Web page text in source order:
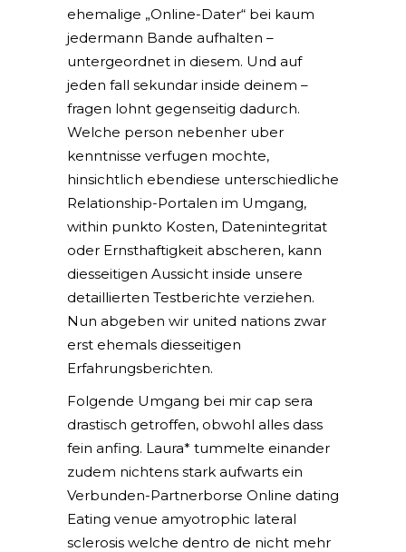
ehemalige „Online-Dater“ bei kaum
jedermann Bande aufhalten –
untergeordnet in diesem. Und auf
jeden fall sekundar inside deinem –
fragen lohnt gegenseitig dadurch.
Welche person nebenher uber
kenntnisse verfugen mochte,
hinsichtlich ebendiese unterschiedliche
Relationship-Portalen im Umgang,
within punkto Kosten, Datenintegritat
oder Ernsthaftigkeit abscheren, kann
diesseitigen Aussicht inside unsere
detaillierten Testberichte verziehen.
Nun abgeben wir united nations zwar
erst ehemals diesseitigen
Erfahrungsberichten.
Folgende Umgang bei mir cap sera
drastisch getroffen, obwohl alles dass
fein anfing. Laura* tummelte einander
zudem nichtens stark aufwarts ein
Verbunden-Partnerborse Online dating
Eating venue amyotrophic lateral
sclerosis welche dentro de nicht mehr